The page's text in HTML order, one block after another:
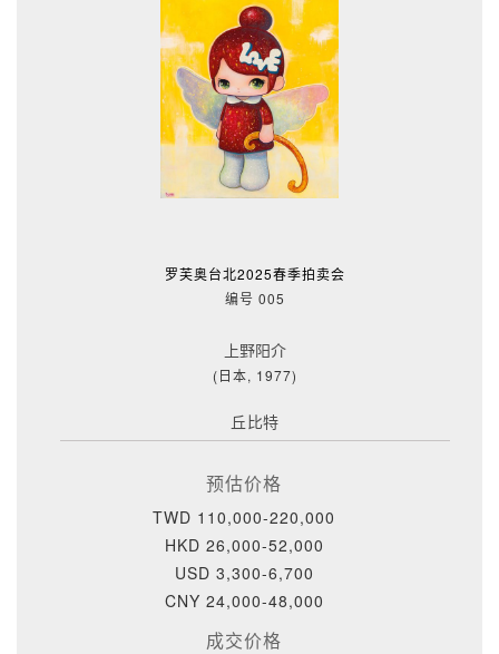
罗芙奥台北2025春季拍卖会
编号 005
上野阳介
(日本, 1977)
丘比特
预估价格
TWD 110,000-220,000
HKD 26,000-52,000
USD 3,300-6,700
CNY 24,000-48,000
成交价格